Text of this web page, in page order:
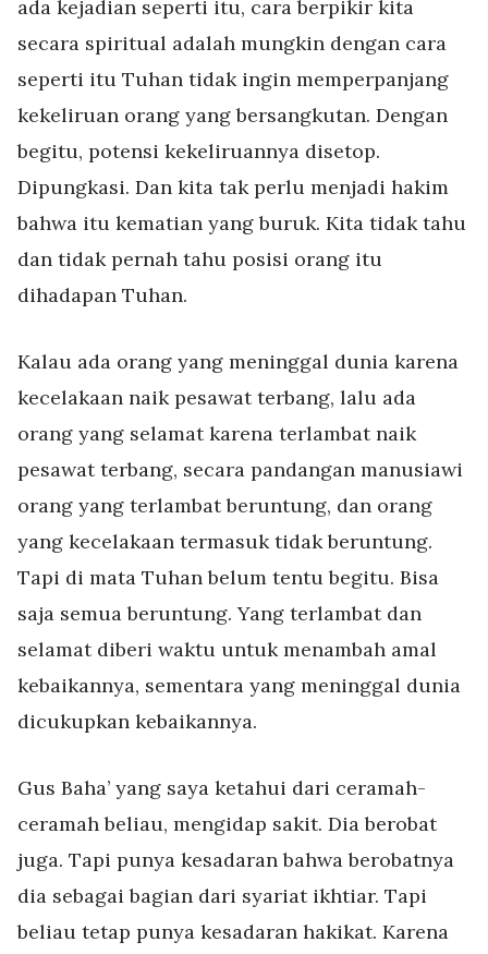
ada kejadian seperti itu, cara berpikir kita
secara spiritual adalah mungkin dengan cara
seperti itu Tuhan tidak ingin memperpanjang
kekeliruan orang yang bersangkutan. Dengan
begitu, potensi kekeliruannya disetop.
Dipungkasi. Dan kita tak perlu menjadi hakim
bahwa itu kematian yang buruk. Kita tidak tahu
dan tidak pernah tahu posisi orang itu
dihadapan Tuhan.
Kalau ada orang yang meninggal dunia karena
kecelakaan naik pesawat terbang, lalu ada
orang yang selamat karena terlambat naik
pesawat terbang, secara pandangan manusiawi
orang yang terlambat beruntung, dan orang
yang kecelakaan termasuk tidak beruntung.
Tapi di mata Tuhan belum tentu begitu. Bisa
saja semua beruntung. Yang terlambat dan
selamat diberi waktu untuk menambah amal
kebaikannya, sementara yang meninggal dunia
dicukupkan kebaikannya.
Gus Baha’ yang saya ketahui dari ceramah-
ceramah beliau, mengidap sakit. Dia berobat
juga. Tapi punya kesadaran bahwa berobatnya
dia sebagai bagian dari syariat ikhtiar. Tapi
beliau tetap punya kesadaran hakikat. Karena